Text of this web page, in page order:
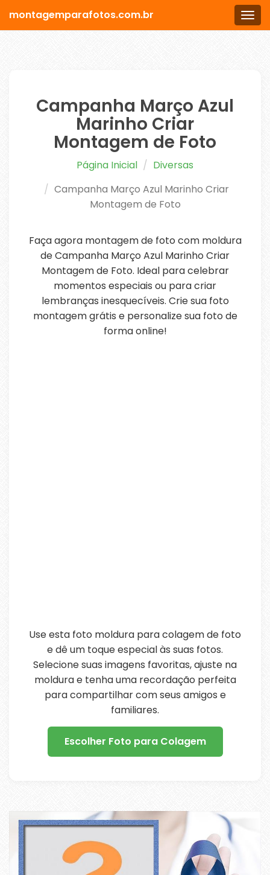
Menu
montagemparafotos.com.br
Campanha Março Azul
Marinho Criar
Montagem de Foto
Página Inicial
Diversas
Campanha Março Azul Marinho Criar
Montagem de Foto
Faça agora montagem de foto com moldura
de Campanha Março Azul Marinho Criar
Montagem de Foto. Ideal para celebrar
momentos especiais ou para criar
lembranças inesquecíveis. Crie sua foto
montagem grátis e personalize sua foto de
forma online!
Use esta foto moldura para colagem de foto
e dê um toque especial às suas fotos.
Selecione suas imagens favoritas, ajuste na
moldura e tenha uma recordação perfeita
para compartilhar com seus amigos e
familiares.
Escolher Foto para Colagem